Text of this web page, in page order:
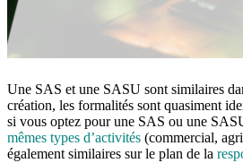
Une SAS et une SASU sont similaires
création, les formalités sont quasiment
si vous optez pour une SAS ou une
mêmes types d’activités (commercial,
également similaires sur le plan de la